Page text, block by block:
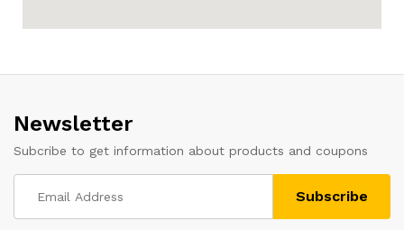
Newsletter
Subcribe to get information about products and coupons